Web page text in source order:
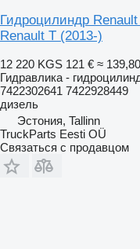
Гидроцилиндр
Renault T (2013-)
12 220 KGS 121 € ≈
Гидравлика -
7422302641 7422928449
дизель
Эстония, Tallinn
TruckParts Eesti OÜ
Связаться с продавцом